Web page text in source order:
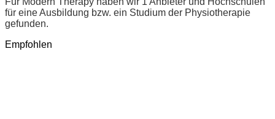
für eine Ausbildung bzw. ein Studium der Physiotherapie
gefunden.
Empfohlen